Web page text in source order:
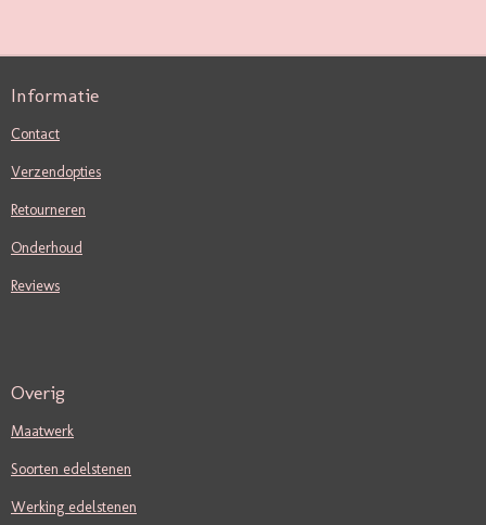
Informatie
Contact
Verzendopties
Retourneren
Onderhoud
Reviews
Overig
Maatwerk
Soorten edelstenen
Werking edelstenen